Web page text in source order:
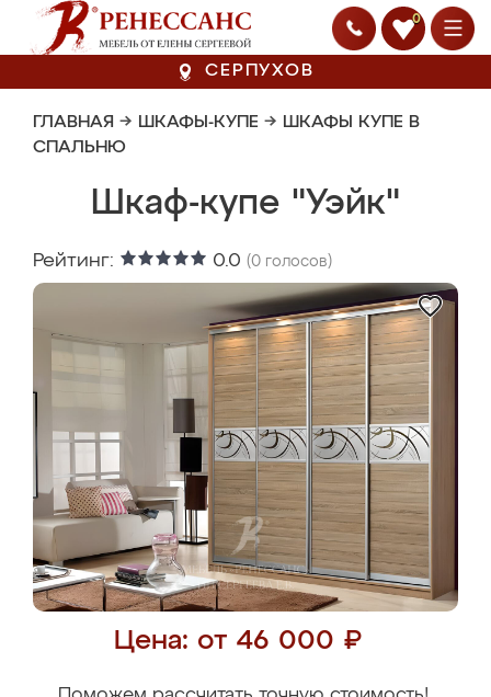
0
СЕРПУХОВ
ГЛАВНАЯ → ШКАФЫ-КУПЕ → ШКАФЫ КУПЕ В
СПАЛЬНЮ
Шкаф-купе "Уэйк"
Рейтинг: 0.0 (0 голосов)
Цена: от 46 000 ₽